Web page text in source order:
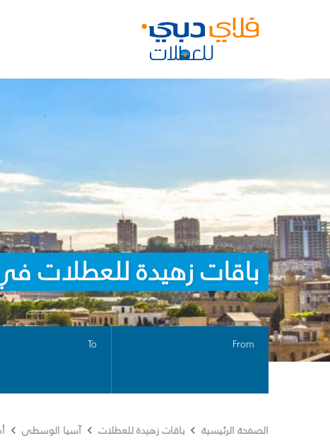
باقات زهيدة للعطلات في
From
To
الصفحة الرئيسية باقات زهيدة للعطلات آسيا الوسطى